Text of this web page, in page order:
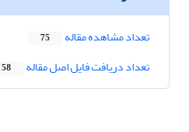
تعداد مشاهده مقاله 75
تعداد دریافت فایل اصل مقاله 58